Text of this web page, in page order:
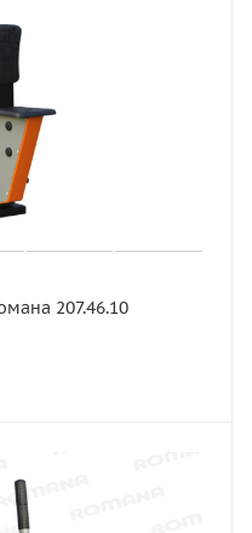
207.46.10